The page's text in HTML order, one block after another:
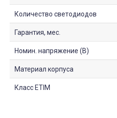
Количество светодиодов
Гарантия, мес.
Номин. напряжение (В)
Материал корпуса
Класс ETIM